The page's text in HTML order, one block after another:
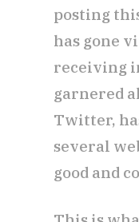
posting
has gone
receiving
garnered
Twitter,
several
good and